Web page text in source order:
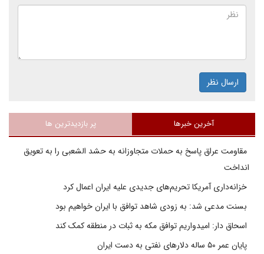
ارسال نظر
آخرین خبرها پر بازدیدترین ها
مقاومت عراق پاسخ به حملات متجاوزانه به حشد الشعبی را به تعویق
انداخت
خزانه‌داری آمریکا تحریم‌های جدیدی علیه ایران اعمال کرد
بسنت مدعی شد: به زودی شاهد توافق با ایران خواهیم بود
اسحاق دار: امیدواریم توافق مکه به ثبات در منطقه کمک کند
پایان عمر ۵۰ ساله دلارهای نفتی به دست ایران